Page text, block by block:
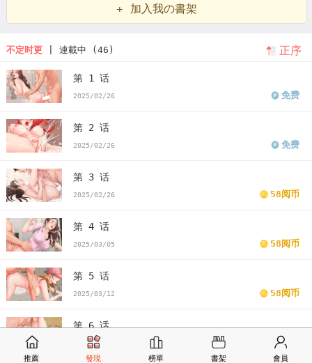
+ 加入我の書架
不定时更| 連載中 (46) 正序
第 1 话
2025/02/26 免费
第 2 话
2025/02/26 免费
第 3 话
2025/02/26 58阅币
第 4 话
2025/03/05 58阅币
第 5 话
2025/03/12 58阅币
第 6 话
2025/03/19 58阅币
推薦 發現 榜單 書架 會員